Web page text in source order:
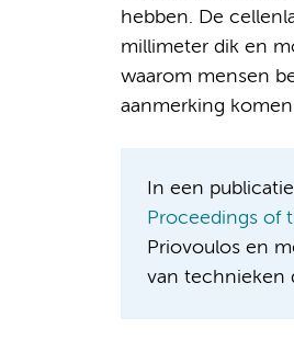
hebben. De
millimeter dik en
waarom mensen
aanmerking
In een
Proceedings of
Priovoulos en
van technieken